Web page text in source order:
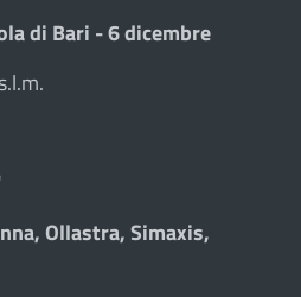
di Bari - 6 dicembre
Ollastra, Simaxis,